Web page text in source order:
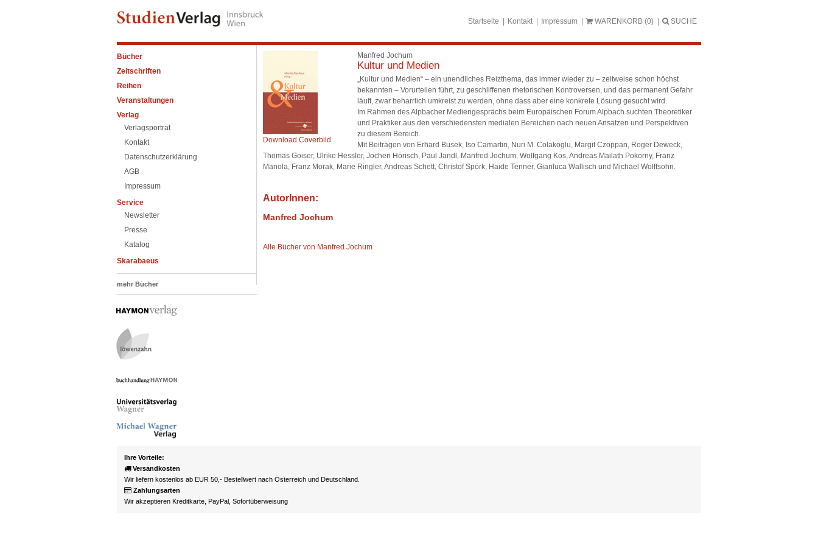
Startseite Kontakt Impressum WARENKORB (0) SUCHE
Bücher
Zeitschriften
Reihen
Veranstaltungen
Verlag
Verlagsporträt
Kontakt
Datenschutzerklärung
AGB
Impressum
Service
Newsletter
Presse
Katalog
Skarabaeus
mehr Bücher
Download Coverbild
Manfred Jochum
Kultur und Medien
„Kultur und Medien“ – ein unendliches Reizthema, das immer wieder zu – zeitweise schon höchst
bekannten – Vorurteilen führt, zu geschliffenen rhetorischen Kontroversen, und das permanent Gefahr
läuft, zwar beharrlich umkreist zu werden, ohne dass aber eine konkrete Lösung gesucht wird.
Im Rahmen des Alpbacher Mediengesprächs beim Europäischen Forum Alpbach suchten Theoretiker
und Praktiker aus den verschiedensten medialen Bereichen nach neuen Ansätzen und Perspektiven
zu diesem Bereich.
Mit Beiträgen von Erhard Busek, Iso Camartin, Nuri M. Colakoglu, Margit Czöppan, Roger Deweck,
Thomas Goiser, Ulrike Hessler, Jochen Hörisch, Paul Jandl, Manfred Jochum, Wolfgang Kos, Andreas Mailath Pokorny, Franz
Manola, Franz Morak, Marie Ringler, Andreas Schett, Christof Spörk, Haide Tenner, Gianluca Wallisch und Michael Wolffsohn.
AutorInnen:
Manfred Jochum
Alle Bücher von Manfred Jochum
Ihre Vorteile:
Versandkosten
Wir liefern kostenlos ab EUR 50,- Bestellwert nach Österreich und Deutschland.
Zahlungsarten
Wir akzeptieren Kreditkarte, PayPal, Sofortüberweisung